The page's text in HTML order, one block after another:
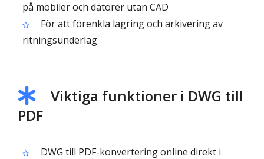
på mobiler och datorer utan CAD
För att förenkla lagring och arkivering av
ritningsunderlag
Viktiga funktioner i DWG till
PDF
DWG till PDF-konvertering online direkt i